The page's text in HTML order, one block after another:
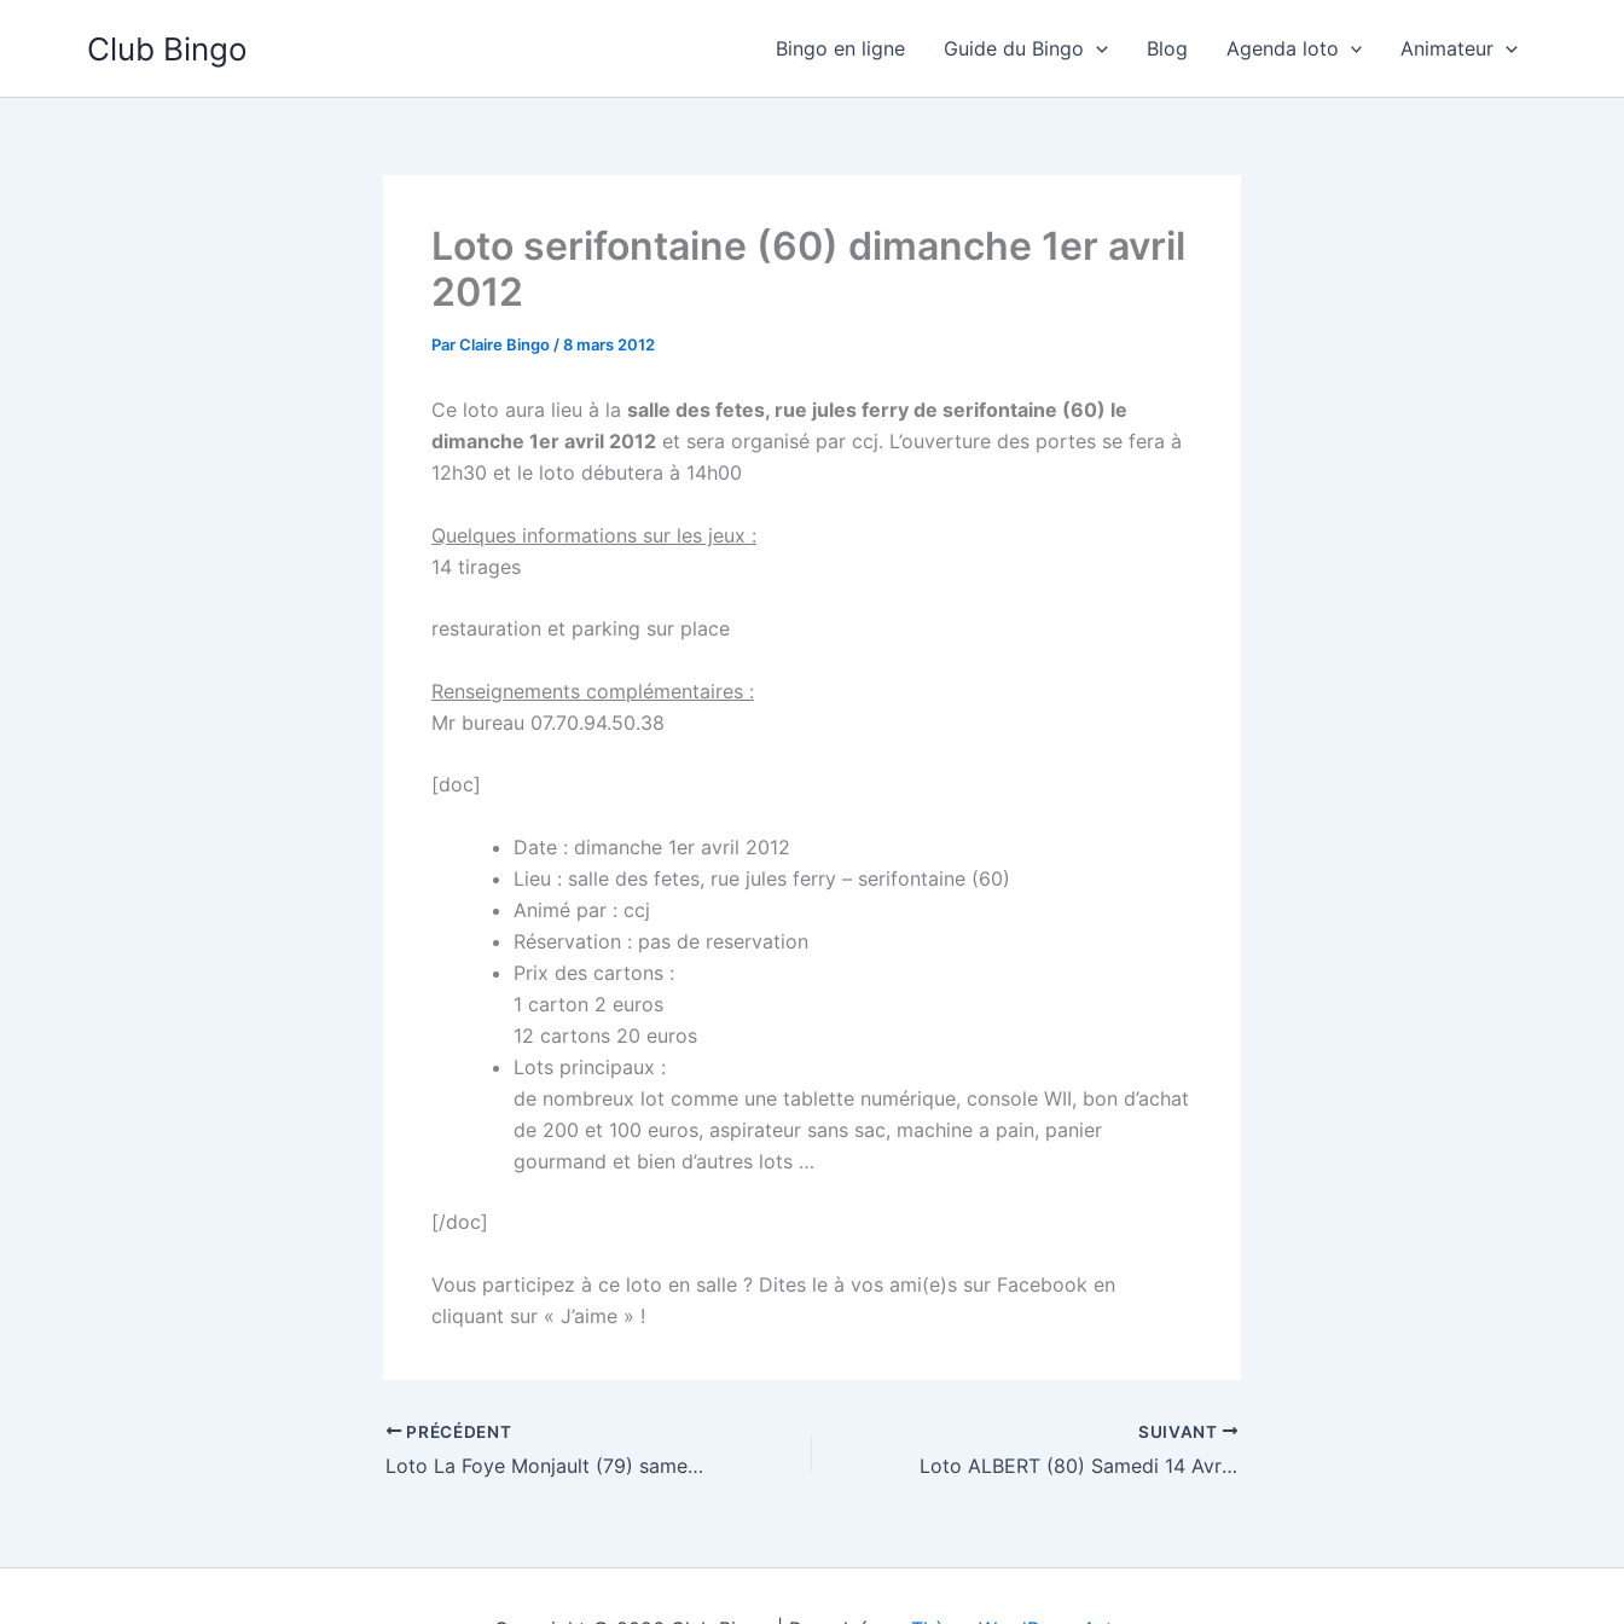
Club Bingo Bingo en ligne Guide du Bingo Blog Agenda loto Animateur
Loto serifontaine (60) dimanche 1er avril
2012
ParClaire Bingo /8 mars 2012
Ce loto aura lieu à la salle des fetes, rue jules ferry de serifontaine (60) le
dimanche 1er avril 2012 et sera organisé par ccj. L’ouverture des portes se fera à
12h30 et le loto débutera à 14h00
Quelques informations sur les jeux :
14 tirages
restauration et parking sur place
Renseignements complémentaires :
Mr bureau 07.70.94.50.38
[doc]
Date : dimanche 1er avril 2012
Lieu : salle des fetes, rue jules ferry – serifontaine (60)
Animé par : ccj
Réservation : pas de reservation
Prix des cartons :
1 carton 2 euros
12 cartons 20 euros
Lots principaux :
de nombreux lot comme une tablette numérique, console WII, bon d’achat
de 200 et 100 euros, aspirateur sans sac, machine a pain, panier
gourmand et bien d’autres lots …
[/doc]
Vous participez à ce loto en salle ? Dites le à vos ami(e)s sur Facebook en
cliquant sur « J’aime » !
PRÉCÉDENT
Loto La Foye Monjault (79) samedi 24 mars 2012
SUIVANT
Loto ALBERT (80) Samedi 14 Avril 2012